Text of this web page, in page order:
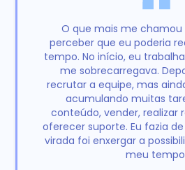
O que mais me
perceber que eu poderia
tempo. No início, eu
me sobrecarregava.
recrutar a equipe, mas
acumulando muitas
conteúdo, vender, realizar
oferecer suporte. Eu fazia
virada foi enxergar a
meu